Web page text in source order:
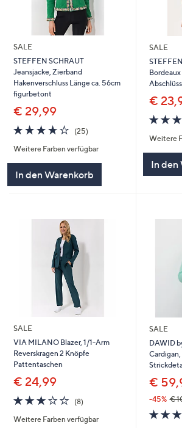
SALE
STEFFEN SCHRAUT
Jeansjacke, Zierband
Hakenverschluss Länge ca. 56cm
figurbetont
€ 29,99
3.6
von
5
(25)25
Weitere Farben verfügbar
In den Warenkorb
SALE
€
Weitere
In den
SALE
VIA MILANO Blazer, 1/1-Arm
Reverskragen 2 Knöpfe
Pattentaschen
€ 24,99
3.1
von
5
(8)
Weitere Farben verfügbar
SALE
DAWID
€
-45% €